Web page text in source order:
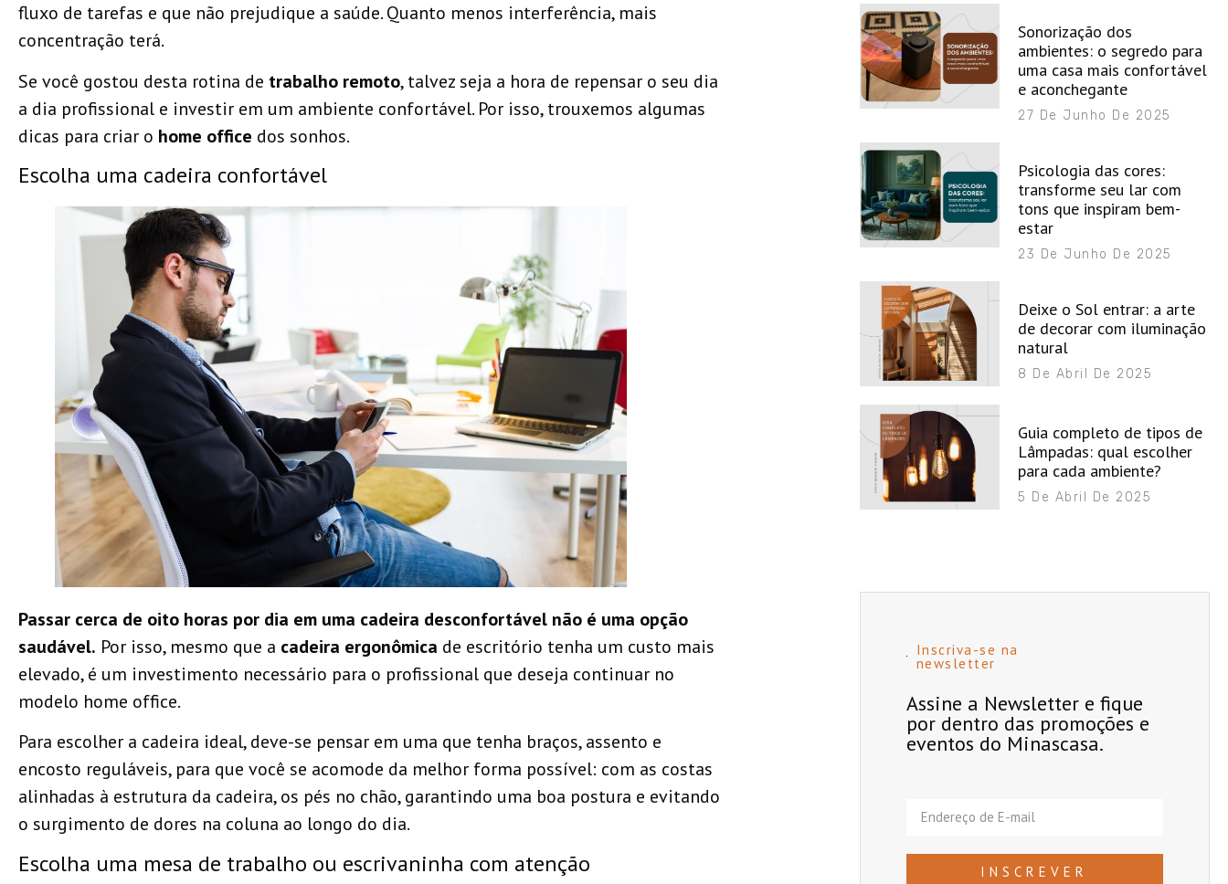
fluxo de tarefas e que não prejudique a saúde. Quanto menos interferência, mais
concentração terá.
Se você gostou desta rotina de trabalho remoto, talvez seja a hora de repensar o seu dia
a dia profissional e investir em um ambiente confortável. Por isso, trouxemos algumas
dicas para criar o home office dos sonhos.
Escolha uma cadeira confortável
Passar cerca de oito horas por dia em uma cadeira desconfortável não é uma opção
saudável. Por isso, mesmo que a cadeira ergonômica de escritório tenha um custo mais
elevado, é um investimento necessário para o profissional que deseja continuar no
modelo home office.
Para escolher a cadeira ideal, deve-se pensar em uma que tenha braços, assento e
encosto reguláveis, para que você se acomode da melhor forma possível: com as costas
alinhadas à estrutura da cadeira, os pés no chão, garantindo uma boa postura e evitando
o surgimento de dores na coluna ao longo do dia.
Escolha uma mesa de trabalho ou escrivaninha com atenção
Sonorização dos
ambientes: o segredo para
uma casa mais confortável
e aconchegante
27 De Junho De 2025
Psicologia das cores:
transforme seu lar com
tons que inspiram bem-
estar
23 De Junho De 2025
Deixe o Sol entrar: a arte
de decorar com iluminação
natural
8 De Abril De 2025
Guia completo de tipos de
Lâmpadas: qual escolher
para cada ambiente?
5 De Abril De 2025
Inscriva-se na
newsletter
Assine a Newsletter e fique
por dentro das promoções e
eventos do Minascasa.
INSCREVER